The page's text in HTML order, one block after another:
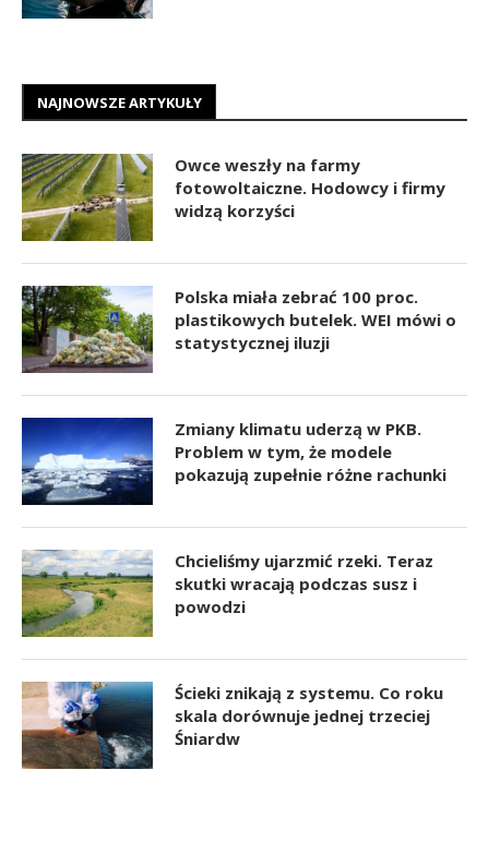
NAJNOWSZE ARTYKUŁY
Owce weszły na farmy
fotowoltaiczne. Hodowcy i firmy
widzą korzyści
Polska miała zebrać 100 proc.
plastikowych butelek. WEI mówi o
statystycznej iluzji
Zmiany klimatu uderzą w PKB.
Problem w tym, że modele
pokazują zupełnie różne rachunki
Chcieliśmy ujarzmić rzeki. Teraz
skutki wracają podczas susz i
powodzi
Ścieki znikają z systemu. Co roku
skala dorównuje jednej trzeciej
Śniardw